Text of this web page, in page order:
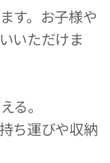
す。お子様や
いただけま
る。
ち運びや収納